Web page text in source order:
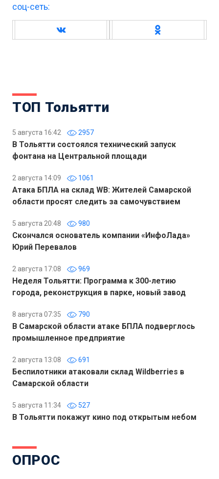
соц-сеть:
ТОП Тольятти
5 августа 16:42 2957
В Тольятти состоялся технический запуск
фонтана на Центральной площади
2 августа 14:09 1061
Атака БПЛА на склад WB: Жителей Самарской
области просят следить за самочувствием
5 августа 20:48 980
Скончался основатель компании «ИнфоЛада»
Юрий Перевалов
2 августа 17:08 969
Неделя Тольятти: Программа к 300-летию
города, реконструкция в парке, новый завод
8 августа 07:35 790
В Самарской области атаке БПЛА подверглось
промышленное предприятие
2 августа 13:08 691
Беспилотники атаковали склад Wildberries в
Самарской области
5 августа 11:34 527
В Тольятти покажут кино под открытым небом
ОПРОС